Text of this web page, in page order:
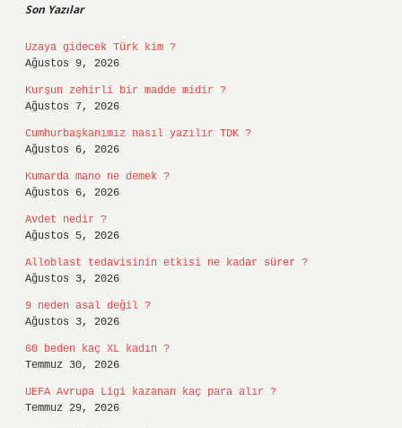
Son Yazılar
Uzaya gidecek Türk kim ?
Ağustos 9, 2026
Kurşun zehirli bir madde midir ?
Ağustos 7, 2026
Cumhurbaşkanımız nasıl yazılır TDK ?
Ağustos 6, 2026
Kumarda mano ne demek ?
Ağustos 6, 2026
Avdet nedir ?
Ağustos 5, 2026
Alloblast tedavisinin etkisi ne kadar sürer ?
Ağustos 3, 2026
9 neden asal değil ?
Ağustos 3, 2026
60 beden kaç XL kadın ?
Temmuz 30, 2026
UEFA Avrupa Ligi kazanan kaç para alır ?
Temmuz 29, 2026